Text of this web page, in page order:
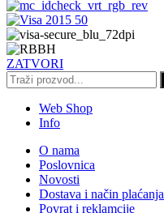
ZATVORI
Web Shop
Info
O nama
Poslovnica
Novosti
Dostava i način plaćanja
Povrat i reklamcije